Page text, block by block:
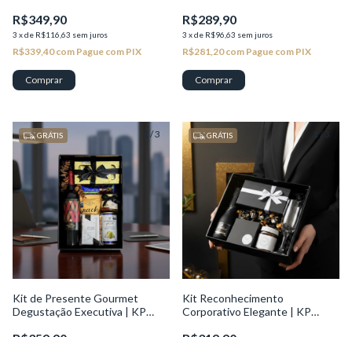
R$349,90
3 xde R$116,63 sem juros
R$339,40com Pague com PIX
R$289,90
3 xde R$96,63 sem juros
R$281,20com Pague com PIX
/3
GRÁTIS
Kit de Presente Gourmet
Degustação Executiva | KP
1/3
GRÁTIS
Kit Reconhecimento
Corporativo Elegante | KP